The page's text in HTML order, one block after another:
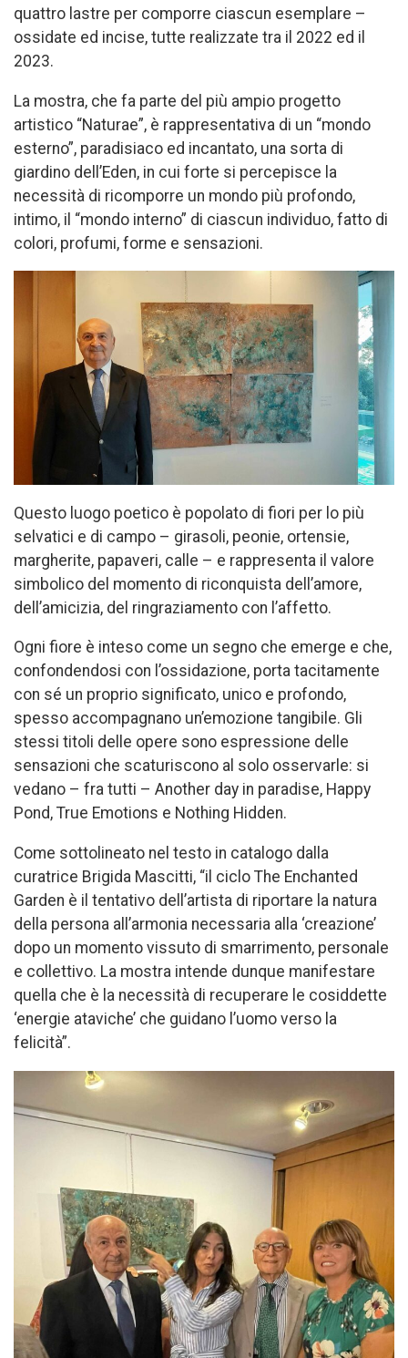
quattro lastre per comporre ciascun esemplare –
ossidate ed incise, tutte realizzate tra il 2022 ed il
2023.
La mostra, che fa parte del più ampio progetto
artistico “Naturae”, è rappresentativa di un “mondo
esterno”, paradisiaco ed incantato, una sorta di
giardino dell’Eden, in cui forte si percepisce la
necessità di ricomporre un mondo più profondo,
intimo, il “mondo interno” di ciascun individuo, fatto di
colori, profumi, forme e sensazioni.
Questo luogo poetico è popolato di fiori per lo più
selvatici e di campo – girasoli, peonie, ortensie,
margherite, papaveri, calle – e rappresenta il valore
simbolico del momento di riconquista dell’amore,
dell’amicizia, del ringraziamento con l’affetto.
Ogni fiore è inteso come un segno che emerge e che,
confondendosi con l’ossidazione, porta tacitamente
con sé un proprio significato, unico e profondo,
spesso accompagnano un’emozione tangibile. Gli
stessi titoli delle opere sono espressione delle
sensazioni che scaturiscono al solo osservarle: si
vedano – fra tutti – Another day in paradise, Happy
Pond, True Emotions e Nothing Hidden.
Come sottolineato nel testo in catalogo dalla
curatrice Brigida Mascitti, “il ciclo The Enchanted
Garden è il tentativo dell’artista di riportare la natura
della persona all’armonia necessaria alla ‘creazione’
dopo un momento vissuto di smarrimento, personale
e collettivo. La mostra intende dunque manifestare
quella che è la necessità di recuperare le cosiddette
‘energie ataviche’ che guidano l’uomo verso la
felicità”.